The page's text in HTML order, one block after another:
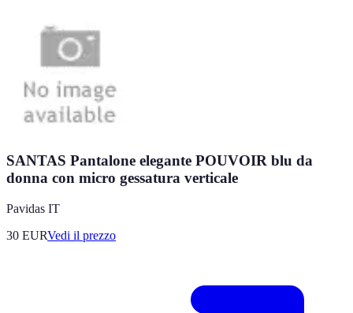
SANTAS Pantalone elegante POUVOIR blu da
donna con micro gessatura verticale
Pavidas IT
30 EURVedi il prezzo